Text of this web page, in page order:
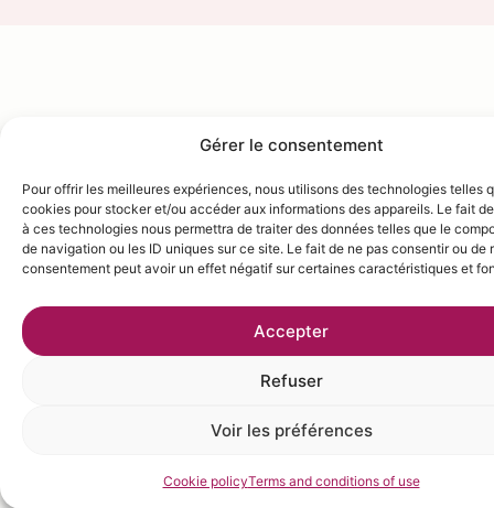
Gérer le consentement
Pour offrir les meilleures expériences, nous utilisons des technologies telles
cookies pour stocker et/ou accéder aux informations des appareils. Le fait
à ces technologies nous permettra de traiter des données telles que le
de navigation ou les ID uniques sur ce site. Le fait de ne pas consentir ou de
consentement peut avoir un effet négatif sur certaines caractéristiques et
Accepter
Refuser
Voir les préférences
Cookie policyTerms and conditions of use
INGRÉDIENTS
Frozen puree without
Frozen puree without
added sugar Lemon – 10ml
Shake first 4 ingredients
with ice, fine strain and top
with Cider.
Garnish with a fig leather «
leaf » and a fresh raspberry.